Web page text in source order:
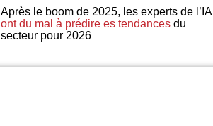
Après le boom de 2025, les experts de l’IA
ont du mal à prédire es tendancesdu
secteur pour 2026